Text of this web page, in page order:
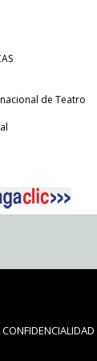
de Teatro
CONFIDENCIALIDAD